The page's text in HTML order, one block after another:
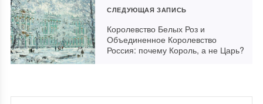
СЛЕДУЮЩАЯ ЗАПИСЬ
Королевство Белых Роз и
Объединенное Королевство
Россия: почему Король, а не Царь?